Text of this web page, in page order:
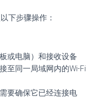
下步骤操作：
或电脑）和接收设备
至同一局域网内的Wi-Fi
要确保它已经连接电